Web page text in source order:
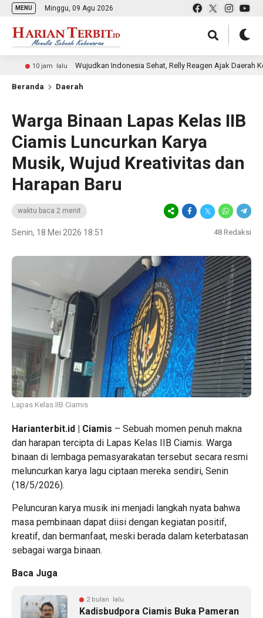
MENU Minggu, 09 Agu 2026
jam lalu Wujudkan Indonesia Sehat, Relly Reagen Ajak Daerah
Beranda Daerah
Warga Binaan Lapas Kelas IIB
Ciamis Luncurkan Karya
Musik, Wujud Kreativitas dan
Harapan Baru
waktu baca 2 menit
Senin, 18 Mei 2026 18:51 48 Redaksi
Lapas Kelas IIB Ciamis
Harianterbit.id | Ciamis – Sebuah momen penuh makna
dan harapan tercipta di Lapas Kelas IIB Ciamis. Warga
binaan di lembaga pemasyarakatan tersebut secara resmi
meluncurkan karya lagu ciptaan mereka sendiri, Senin
(18/5/2026).
Peluncuran karya musik ini menjadi langkah nyata bahwa
masa pembinaan dapat diisi dengan kegiatan positif,
kreatif, dan bermanfaat, meski berada dalam keterbatasan
sebagai warga binaan.
Baca Juga
2 bulan lalu
Kadisbudpora Ciamis Buka Pameran